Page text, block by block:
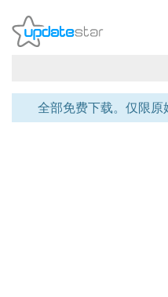
全部免费下载。仅限原